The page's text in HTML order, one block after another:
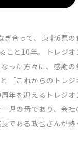
合って、
東北6県の
こと10年。
トレジオ
った方々に、感謝の
「これからのトレジ
年を迎えるトレジオ
児の母であり、会社
である政也さんが熱